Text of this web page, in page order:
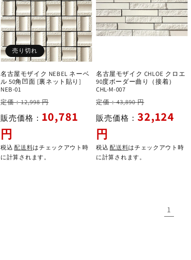
売り切れ
名古屋モザイク NEBEL ネーベ
ル 50角凹面 [裏ネット貼り]
NEB-01
通
常
価
格
定価：12,998 円
ー
ル
格
販売価格： 10,781
円
税込配送料はチェックアウト時
に計算されます。
名古屋モザイク CHLOE クロエ
90度ボーダー曲り（接着）
CHL-M-007
通
常
価
格
定価：43,890 円
ー
ル
格
販売価格： 32,124
円
税込配送料はチェックアウト時
に計算されます。
1